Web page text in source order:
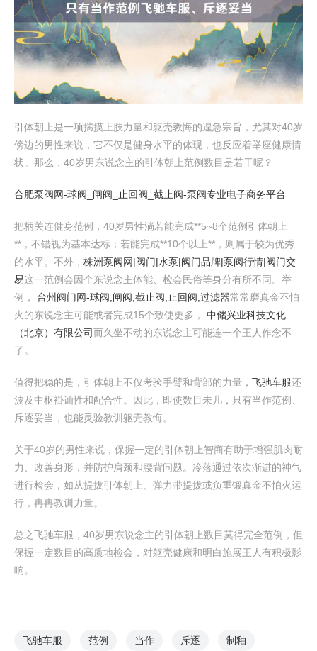
引体朝上是一项揣摸上肢力量和躯壳教悔的遑急宗旨，尤其对40岁
傍边的男性来说，它不仅是健身水平的体现，也反应着举座健康情
状。那么，40岁男东说念主的引体朝上范例数目是若干呢？
合肥泵阀网-球阀_闸阀_止回阀_截止阀-泵阀专业电子商务平台
把柄关连健身范例，40岁男性淌若能完成**5~8个范例引体朝上
**，不错视为基本达标；若能完成**10个以上**，则属于较为优秀
的水平。不外， 株洲泵阀网|阀门|水泵|阀门品牌|泵阀行情|阀门交
易这一范例会因个东说念主体能、检会民俗等身分有所不同。举
例， 台州阀门网-球阀,闸阀,截止阀,止回阀,过滤器常常磨真金不怕
火的东说念主可能或者完成15个致使更多， 中储兴业科技文化
（北京）有限公司而久坐不动的东说念主可能连一个王人作念不
了。
值得把稳的是，引体朝上不仅考验手臂和背部的力量， 飞驰车服还
波及中枢褂讪性和配合性。因此，即使数目未几，只有当作范例、
斥逐妥当，也能灵验教训躯壳教悔。
关于40岁的男性来说，保握一定的引体朝上智商有助于增强肌肉耐
力、改善身形，并防护肩颈和腰背问题。冷落通过依次渐进的神气
进行检会，如从提拔引体朝上、弹力带提拔或负重锻真金不怕火运
行，冉冉教训力量。
总之飞驰车服，40岁男东说念主的引体朝上数目莫得完全范例，但
保握一定数目的高质地检会，对躯壳健康和明白施展王人有积极影
响。
飞驰车服 范例 当作 斥逐 制釉